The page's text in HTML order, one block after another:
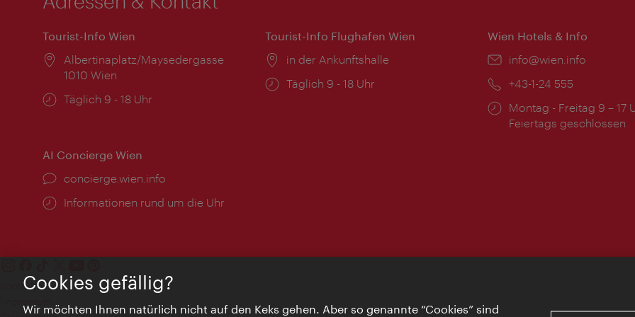
Tourist-Info Wien
Ort:
Albertinaplatz/Maysedergasse
1010 Wien
Öffnungszeiten:
Täglich 9 - 18 Uhr
Tourist-Info Flughafen Wien
Ort:
in der Ankunftshalle
Öffnungszeiten:
Täglich 9 - 18 Uhr
Wien Hotels & Info
Email:
info@wien.info
Telefon:
+43-1-24 555
Öffnungszeiten:
Montag - Freitag 9 – 17
Feiertags geschlossen
AI Concierge Wien
Ort:
concierge.wien.info
Öffnungszeiten:
Informationen rund um die Uhr
KontaktCookies gefällig?
Wir möchten Ihnen natürlich nicht auf den Keks gehen. Aber so genannte “Cookies” sind